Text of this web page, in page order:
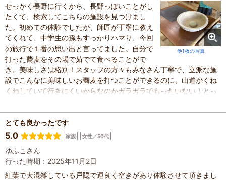
他1枚の写真
せっかく長野に行くから、長野っぽいことがし
たくて、検索してこちらの施設を見つけまし
た。初めての体験でしたが、師匠が丁寧に教え
てくれて、中学生の孫もすっかりハマり、今回
の旅行で１番の思い出と言ってました。自分で
打った蕎麦をその場で茹でて食べることがで
き、美味しさは格別！スタッフの方々もみなさん丁寧で、立派な施
設でこんなに美味しいお蕎麦を打つことができるのに、山道がくね
くねしていて行きにくいからなのかガラガラでもったいない！とっ
てもらいたい！と思いました。機会があったらまた行きます。
とても良かったです
5.0 家族 女性／50代
ゆふこさん
行った時期：2025年11月2日
紅葉で大混雑している戸隠で運良く空きがあり体験させて頂きまし